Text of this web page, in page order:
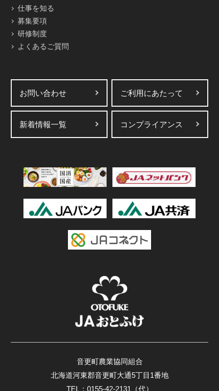
仕事を知る
募集要項
研修制度
よくあるご質問
お問い合わせ ご利用にあたって
新着情報一覧 コンプライアンス
音更町農業協同組合
北海道河東郡音更町大通5丁目1番地
TEL：0155-42-2131（代）